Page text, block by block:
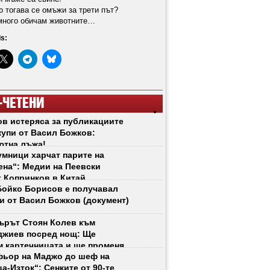
тогава се омъжи за трети път?
обичам животните…
истеряса за публикациите
от Васил Божков:
лъжа!
харчат парите на
Медии на Пеевски
Копринков в Китай
Борисов е получавал
от Васил Божков (документ)
Стоян Колев към
посред нощ: Ще
картечницата и ще променя
рязко!на Маджо до шеф на
Изток“: Сенките от 90-те